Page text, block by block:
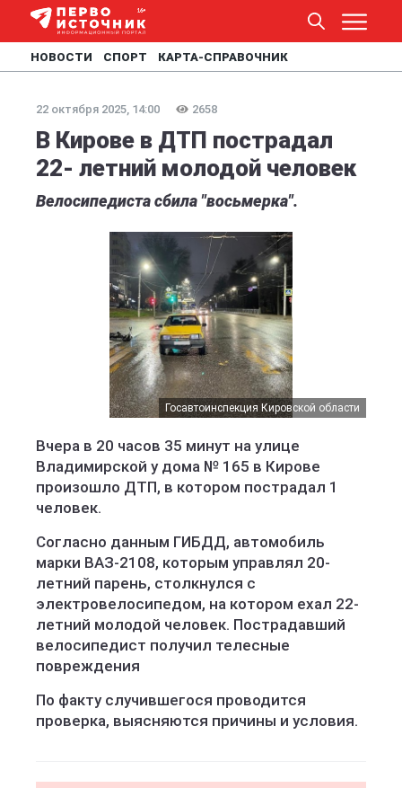
НОВОСТИ СПОРТ КАРТА-СПРАВОЧНИК
22 октября 2025, 14:00 2658
В Кирове в ДТП пострадал
22- летний молодой человек
Велосипедиста сбила "восьмерка".
Госавтоинспекция Кировской области
Вчера в 20 часов 35 минут на улице
Владимирской у дома № 165 в Кирове
произошло ДТП, в котором пострадал 1
человек.
Согласно данным ГИБДД, автомобиль
марки ВАЗ-2108, которым управлял 20-
летний парень, столкнулся с
электровелосипедом, на котором ехал 22-
летний молодой человек. Пострадавший
велосипедист получил телесные
повреждения
По факту случившегося проводится
проверка, выясняются причины и условия.